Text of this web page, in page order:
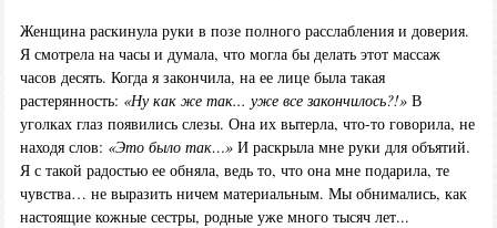
Женщина раскинула руки в позе полного расслабления и доверия.
Я смотрела на часы и думала, что могла бы делать этот массаж
часов десять. Когда я закончила, на ее лице была такая
растерянность: «Ну как же так... уже все закончилось?!»В
уголках глаз появились слезы. Она их вытерла, что-то говорила, не
находя слов: «Это было так…»И раскрыла мне руки для объятий.
Я с такой радостью ее обняла, ведь то, что она мне подарила, те
чувства… не выразить ничем материальным. Мы обнимались, как
настоящие кожные сестры, родные уже много тысяч лет...